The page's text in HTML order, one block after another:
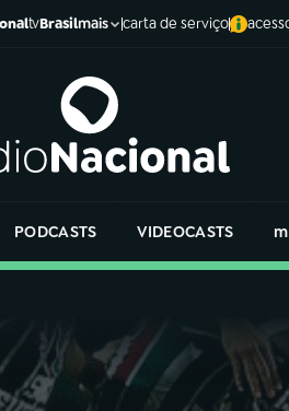
tvBrasilmais carta de serviço
PODCASTS VIDEOCASTS